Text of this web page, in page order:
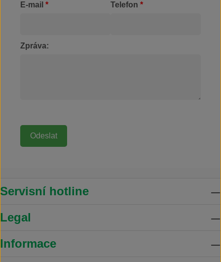
E-mail * Telefon *
Zpráva:
Servisní hotline
Legal
Informace